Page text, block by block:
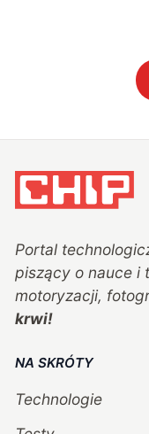
Portal
piszący o nauce i
motoryzacji,
krwi!
NA SKRÓTY
Technologie